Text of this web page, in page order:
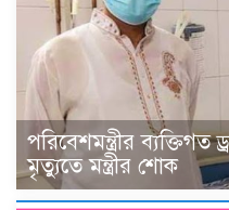
পরিবেশমন্ত্রীর
মৃত্যুতে মন্ত্রীর শোক